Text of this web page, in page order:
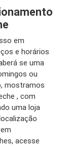
em
e horários
se uma
ou
mostramos
, com
uma loja
acesse